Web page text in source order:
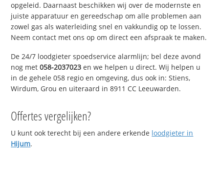
opgeleid. Daarnaast beschikken wij over de modernste en
juiste apparatuur en gereedschap om alle problemen aan
zowel gas als waterleiding snel en vakkundig op te lossen.
Neem contact met ons op om direct een afspraak te maken.
De 24/7 loodgieter spoedservice alarmlijn; bel deze avond
nog met058-2037023 en we helpen u direct. Wij helpen u
in de gehele 058 regio en omgeving, dus ook in: Stiens,
Wirdum, Grou en uiteraard in 8911 CC Leeuwarden.
Offertes vergelijken?
U kunt ook terecht bij een andere erkende loodgieter in
Hijum.